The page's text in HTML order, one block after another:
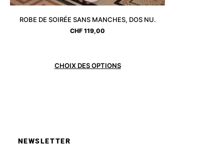
ROBE DE SOIRÉE SANS MANCHES, DOS NU.
CHF 119,00
CHOIX DES OPTIONS
NEWSLETTER